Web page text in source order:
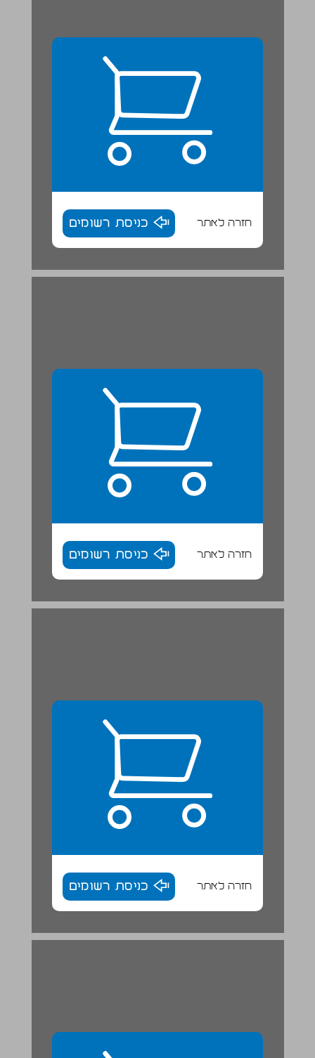
חזרה לאתר כניסת רשומים
הנתונים הכרונולוגיים בספר שופטים ... 16
חזרה לאתר כניסת רשומים
ההנהגה בתקופה הקדם־מלוכנית ... 17
חזרה לאתר כניסת רשומים
התרבות החומרית של תקופת ההתנחלות והשופטים ... 18